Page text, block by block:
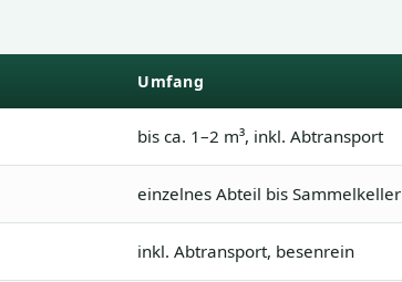
Umfang
bis ca. 1–2 m³, inkl. Abtransport
einzelnes Abteil bis Sammelkeller
inkl. Abtransport, besenrein